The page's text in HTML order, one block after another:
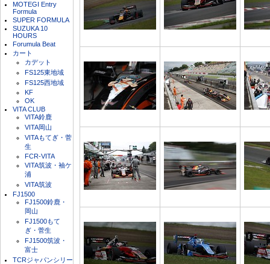
MOTEGI Entry
Formula
SUPER FORMULA
SUZUKA 10
HOURS
Forumula Beat
カート
カデット
FS125東地域
FS125西地域
KF
OK
VITA CLUB
VITA鈴鹿
VITA岡山
VITAもてぎ・菅
生
FCR-VITA
VITA筑波・袖ケ
浦
VITA筑波
FJ1500
FJ1500鈴鹿・
岡山
FJ1500もて
ぎ・菅生
FJ1500筑波・
富士
TCRジャパンシリー